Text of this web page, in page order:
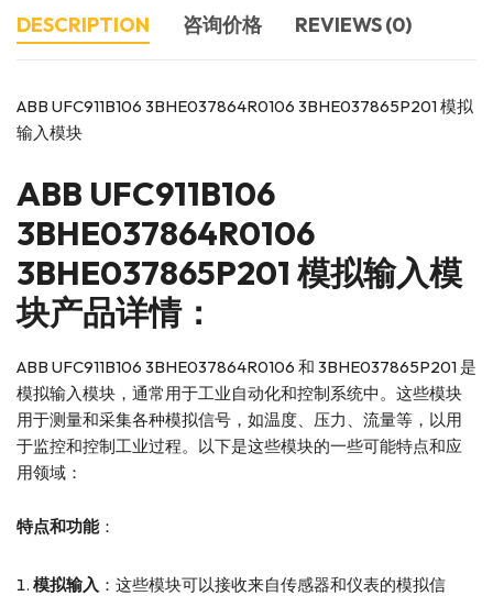
DESCRIPTION 咨询价格 REVIEWS (0)
ABB UFC911B106 3BHE037864R0106 3BHE037865P201 模拟
输入模块
ABB UFC911B106
3BHE037864R0106
3BHE037865P201 模拟输入模
块产品详情：
ABB UFC911B106 3BHE037864R0106 和 3BHE037865P201 是
模拟输入模块，通常用于工业自动化和控制系统中。这些模块
用于测量和采集各种模拟信号，如温度、压力、流量等，以用
于监控和控制工业过程。以下是这些模块的一些可能特点和应
用领域：
特点和功能：
模拟输入 ：这些模块可以接收来自传感器和仪表的模拟信